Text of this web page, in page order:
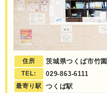
住所 茨城県つくば市竹
TEL: 029-863-6111
最寄り駅 つくば駅